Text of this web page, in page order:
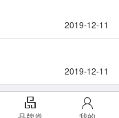
2019-12-11
2019-12-11